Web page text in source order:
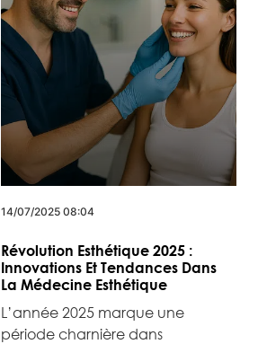
14/07/2025 08:04
Révolution Esthétique 2025 :
Innovations Et Tendances Dans
La Médecine Esthétique
L’année 2025 marque une
période charnière dans